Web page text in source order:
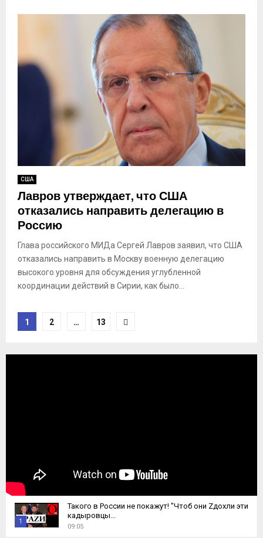
США
Лавров утверждает, что США
отказались направить делегацию в
Россию
Глава российского МИДа Сергей Лавров заявил, что США
отказались направить в Москву военную делегацию
высокого уровня для обсуждения углубленной
координации действий в Сирии, как было...
Пагинация
1 2 … 13
1
Такого в России не покажут! "Чтоб они Zдохли эти
кадыровцы...
09:05